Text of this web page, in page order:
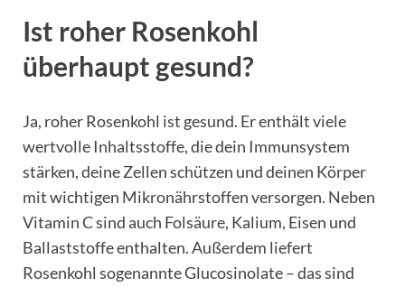
Ist roher Rosenkohl
überhaupt gesund?
Ja, roher Rosenkohl ist gesund. Er enthält viele
wertvolle Inhaltsstoffe, die dein Immunsystem
stärken, deine Zellen schützen und deinen Körper
mit wichtigen Mikronährstoffen versorgen. Neben
Vitamin C sind auch Folsäure, Kalium, Eisen und
Ballaststoffe enthalten. Außerdem liefert
Rosenkohl sogenannte Glucosinolate – das sind